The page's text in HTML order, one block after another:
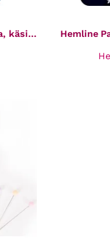
Silmäneula lajitelma, käsityöneuloja
Hemline